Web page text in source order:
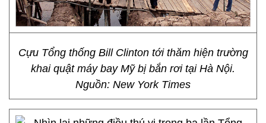
Cựu Tổng thống Bill Clinton tới thăm hiện trường
khai quật máy bay Mỹ bị bắn rơi tại Hà Nội.
Nguồn: New York Times